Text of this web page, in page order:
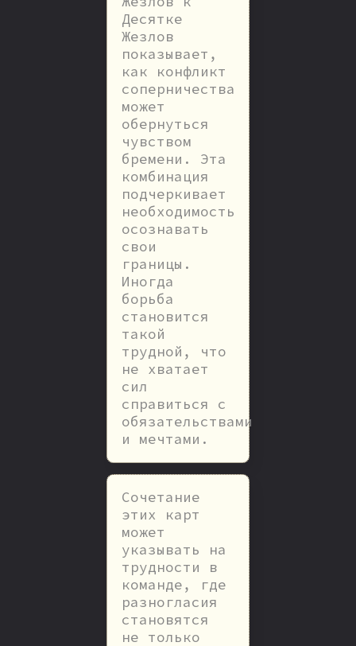
Десятке
Жезлов
показывает,
как конфликт
соперничества
может
обернуться
чувством
бремени. Эта
комбинация
подчеркивает
необходимость
осознавать
свои
границы.
Иногда
борьба
становится
такой
трудной, что
не хватает
сил
справиться с
обязательствами
и мечтами.
Сочетание
этих карт
может
указывать на
трудности в
команде, где
разногласия
становятся
не только